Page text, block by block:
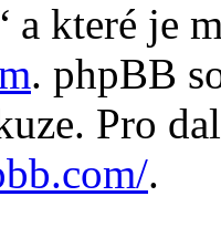
a které je
. phpBB
Pro
.